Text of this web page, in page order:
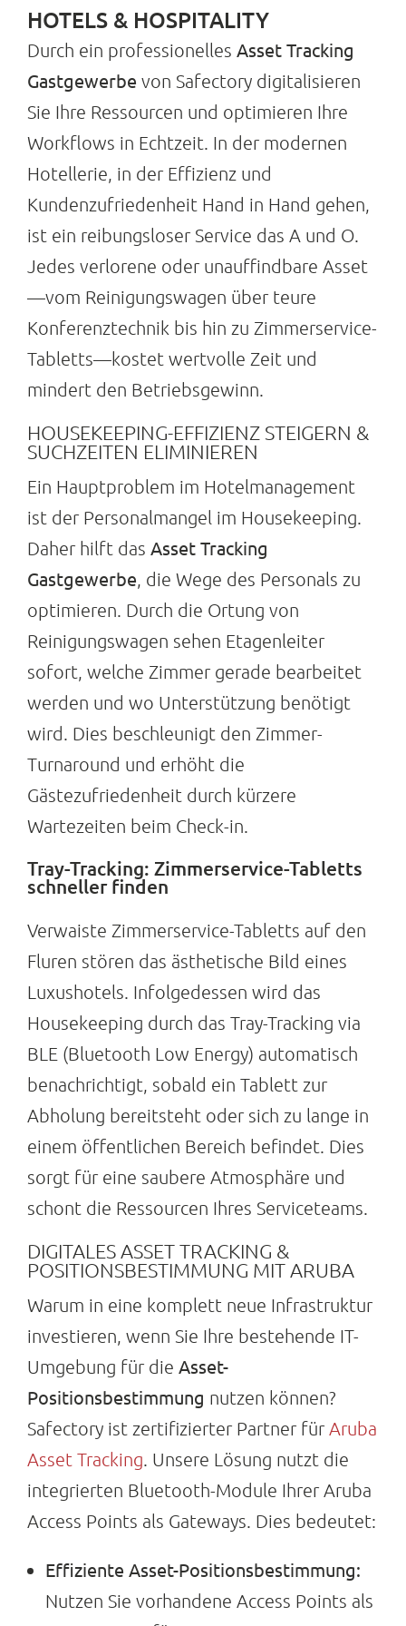
Suche
nach:
HOTELS & HOSPITALITY
Durch ein professionelles Asset Tracking
Gastgewerbe von Safectory digitalisieren
Sie Ihre Ressourcen und optimieren Ihre
Workflows in Echtzeit. In der modernen
Hotellerie, in der Effizienz und
Kundenzufriedenheit Hand in Hand gehen,
ist ein reibungsloser Service das A und O.
Jedes verlorene oder unauffindbare Asset
—vom Reinigungswagen über teure
Konferenztechnik bis hin zu Zimmerservice-
Tabletts—kostet wertvolle Zeit und
mindert den Betriebsgewinn.
HOUSEKEEPING-EFFIZIENZ STEIGERN &
SUCHZEITEN ELIMINIEREN
Ein Hauptproblem im Hotelmanagement
ist der Personalmangel im Housekeeping.
Daher hilft das Asset Tracking
Gastgewerbe, die Wege des Personals zu
optimieren. Durch die Ortung von
Reinigungswagen sehen Etagenleiter
sofort, welche Zimmer gerade bearbeitet
werden und wo Unterstützung benötigt
wird. Dies beschleunigt den Zimmer-
Turnaround und erhöht die
Gästezufriedenheit durch kürzere
Wartezeiten beim Check-in.
Tray-Tracking: Zimmerservice-Tabletts
schneller finden
Verwaiste Zimmerservice-Tabletts auf den
Fluren stören das ästhetische Bild eines
Luxushotels. Infolgedessen wird das
Housekeeping durch das Tray-Tracking via
BLE (Bluetooth Low Energy) automatisch
benachrichtigt, sobald ein Tablett zur
Abholung bereitsteht oder sich zu lange in
einem öffentlichen Bereich befindet. Dies
sorgt für eine saubere Atmosphäre und
schont die Ressourcen Ihres Serviceteams.
DIGITALES ASSET TRACKING &
POSITIONSBESTIMMUNG MIT ARUBA
Warum in eine komplett neue Infrastruktur
investieren, wenn Sie Ihre bestehende IT-
Umgebung für die Asset-
Positionsbestimmung nutzen können?
Safectory ist zertifizierter Partner für Aruba
Asset Tracking . Unsere Lösung nutzt die
integrierten Bluetooth-Module Ihrer Aruba
Access Points als Gateways. Dies bedeutet:
Effiziente Asset-Positionsbestimmung:
Nutzen Sie vorhandene Access Points als